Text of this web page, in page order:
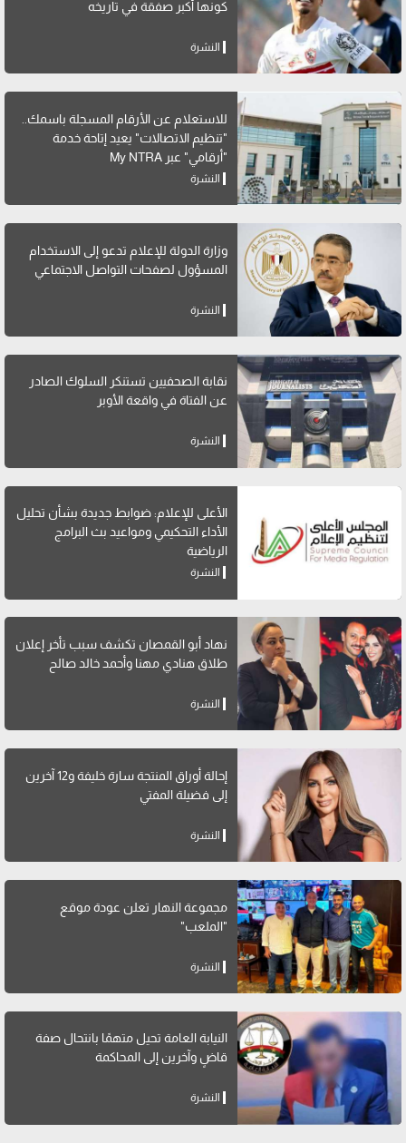
كونها أكبر صفقة في تاريخه
النشرة
للاستعلام عن الأرقام المسجلة باسمك..
"تنظيم الاتصالات" يعيد إتاحة خدمة
"أرقامي" عبر My NTRA
النشرة
وزارة الدولة للإعلام تدعو إلى الاستخدام
المسؤول لصفحات التواصل الاجتماعي
النشرة
نقابة الصحفيين تستنكر السلوك الصادر
عن الفتاة في واقعة الأوبر
النشرة
الأعلى للإعلام: ضوابط جديدة بشأن تحليل
الأداء التحكيمي ومواعيد بث البرامج
الرياضية
النشرة
نهاد أبو القمصان تكشف سبب تأخر إعلان
طلاق هنادي مهنا وأحمد خالد صالح
النشرة
إحالة أوراق المنتجة سارة خليفة و12 آخرين
إلى فضيلة المفتي
النشرة
مجموعة النهار تعلن عودة موقع
"الملعب"
النشرة
النيابة العامة تحيل متهمًا بانتحال صفة
قاضٍ وآخرين إلى المحاكمة
النشرة